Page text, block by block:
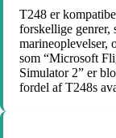
T248 er
forskellige genrer,
marineoplevelser,
som “Microsoft
Simulator 2” er
fordel af T248s